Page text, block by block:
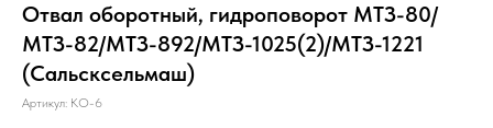
Отвал оборотный, гидроповорот МТЗ-80/
МТЗ-82/МТЗ-892/МТЗ-1025(2)/МТЗ-1221
(Сальсксельмаш)
Артикул: КО-6